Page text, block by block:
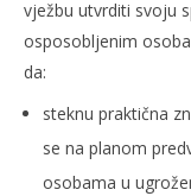
vježbu utvrditi svoju
osposobljenim
da:
steknu praktična
se na planom
osobama u